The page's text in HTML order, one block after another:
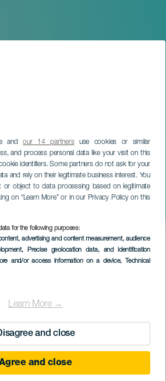
andour 14 partnersuse cookies or similar
and process personal data like your visit on this
identifiers. Some partners do not ask for your
and rely on their legitimate business interest. You
or object to data processing based on legitimate
on “Learn More” or in our Privacy Policy on this
for the following purposes:
advertising and content measurement, audience
, Precise geolocation data, and identification
and/or access information on a device, Technical
Learn More →
and close
and close
vid jul